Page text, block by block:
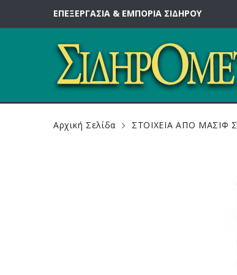
ΕΠΕΞΕΡΓΑΣΙΑ & ΕΜΠΟΡΙΑ ΣΙΔΗΡΟΥ
Αρχική Σελίδα ΣΤΟΙΧΕΙΑ ΑΠΟ ΜΑΣΙΦ